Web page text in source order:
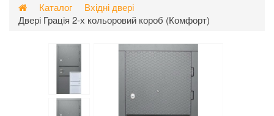
Каталог
Вхідні двері
Двері Грація 2-х кольоровий короб (Комфорт)